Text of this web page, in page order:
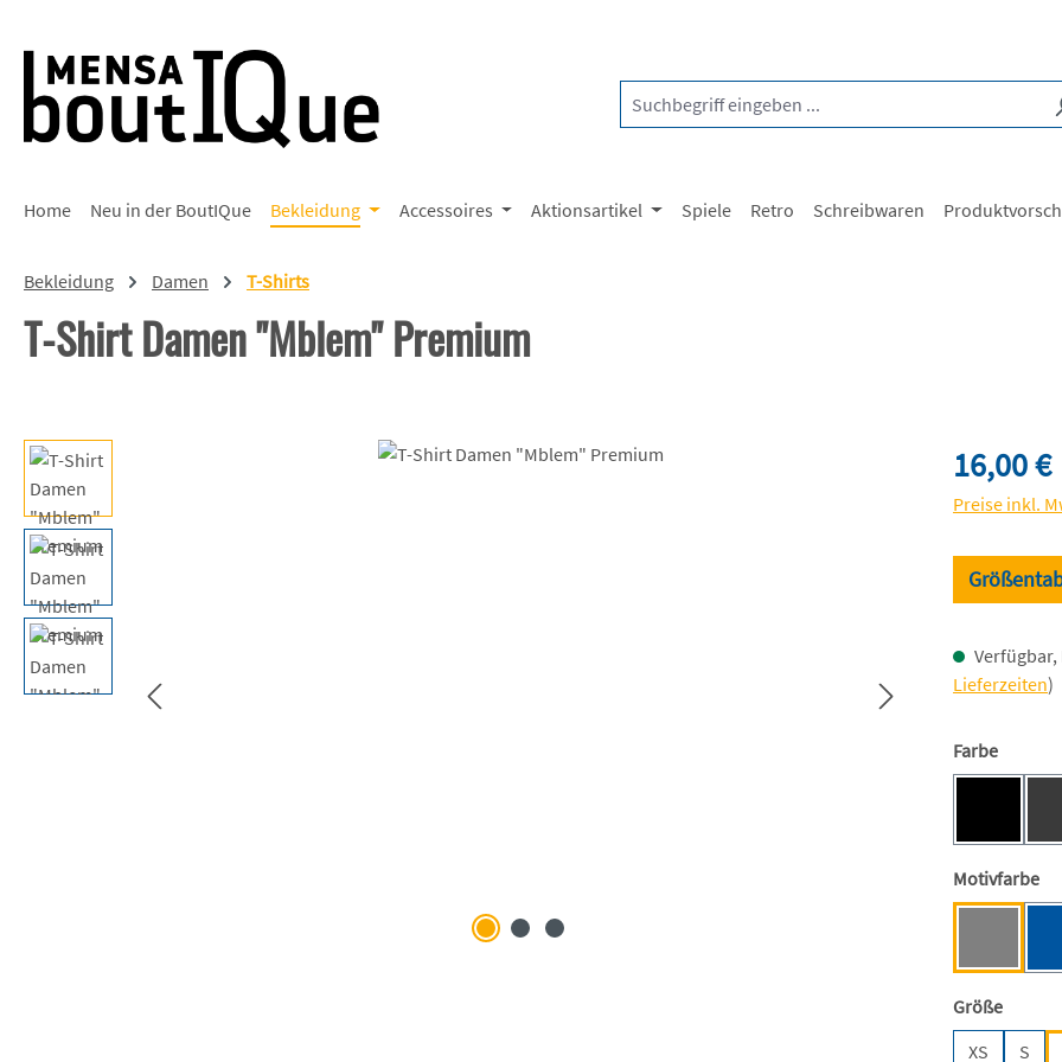
Home Neu in der BoutIQue Bekleidung Accessoires Aktionsartikel Spiele Retro Schreibwaren
Bekleidung Damen T-Shirts
T-Shirt Damen "Mblem" Premium
Bildergalerie überspringen Regulärer
16,00 €
Preise inkl.
Verfügbar,
Lieferzeiten)
Farbe
Motivfarbe
Größe
XS
S